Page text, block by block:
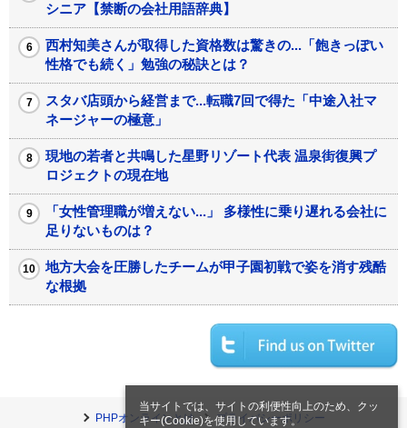
当サイトでは、サイトの利便性向上のため、クッ
キー(Cookie)を使用しています。
シニア【禁断の会社用語辞典】
西村知美さんが取得した資格数は驚きの...「飽きっぽい
性格でも続く」勉強の秘訣とは？
スタバ店頭から経営まで...転職7回で得た「中途入社マ
ネージャーの極意」
現地の若者と共鳴した星野リゾート代表 温泉街復興プ
ロジェクトの現在地
「女性管理職が増えない...」 多様性に乗り遅れる会社に
足りないものは？
地方大会を圧勝したチームが甲子園初戦で姿を消す残酷
な根拠
PHPオンラインとは
プライバシーポリシー